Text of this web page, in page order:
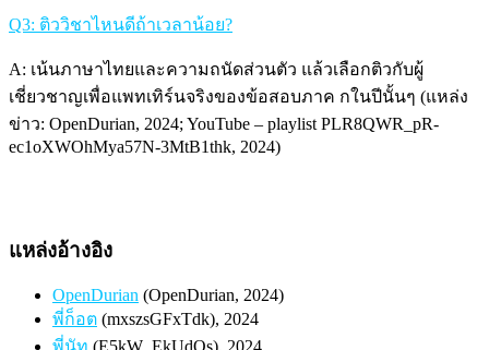
Q3: ติววิชาไหนดีถ้าเวลาน้อย?
A: เน้นภาษาไทยและความถนัดส่วนตัว แล้วเลือกติวกับผู้
เชี่ยวชาญเพื่อแพทเทิร์นจริงของข้อสอบภาค กในปีนั้นๆ (แหล่ง
ข่าว: OpenDurian, 2024; YouTube – playlist PLR8QWR_pR-
ec1oXWOhMya57N-3MtB1thk, 2024)
แหล่งอ้างอิง
OpenDurian (OpenDurian, 2024)
พี่ก็อต (mxszsGFxTdk), 2024